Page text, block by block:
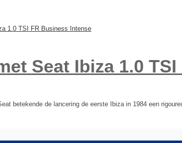
Seat Ibiza 1.0
betekende de lancering de eerste Ibiza in 1984 een